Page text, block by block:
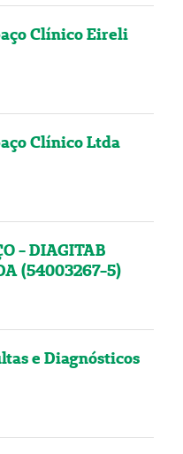
Clínico Eireli
Clínico Ltda
- DIAGITAB
(54003267-5)
e Diagnósticos